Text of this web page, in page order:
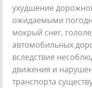
ухудшение
ожидаемыми
мокрый снег,
автомобильных
вследствие
движения и
транспорта